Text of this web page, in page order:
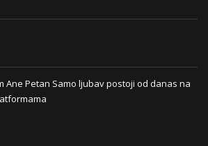
Ane Petan Samo ljubav postoji od danas na